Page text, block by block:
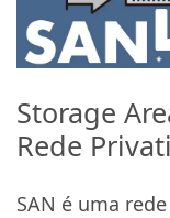
Storage
Rede
SAN é uma